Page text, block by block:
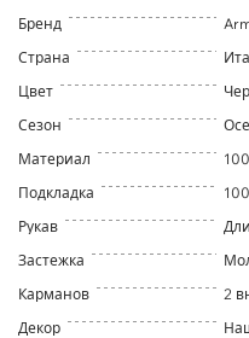
Бренд
Страна
Цвет
Сезон
Материал
Подкладка
Рукав
Застежка
Карманов
2
Декор